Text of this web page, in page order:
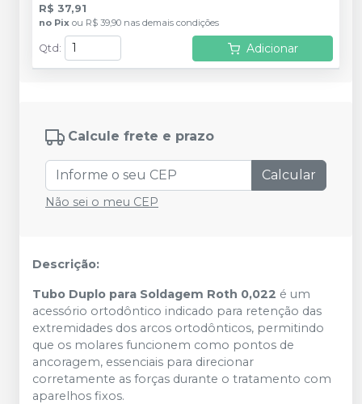
R$ 37,91
no Pix ou R$ 39,90 nas demais condições
Qtd : Adicionar
Calcule frete e prazo
Calcular
Não sei o meu CEP
Descrição:
Tubo Duplo para Soldagem Roth 0,022 é um
acessório ortodôntico indicado para retenção das
extremidades dos arcos ortodônticos, permitindo
que os molares funcionem como pontos de
ancoragem, essenciais para direcionar
corretamente as forças durante o tratamento com
aparelhos fixos.